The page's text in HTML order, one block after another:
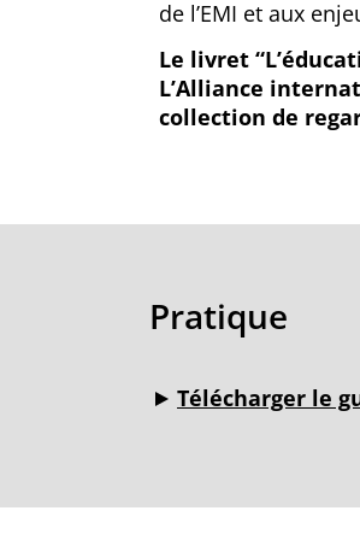
de l’EMI et aux
Le livret
L’Alliance
collection de
Pratique
Télécharger le